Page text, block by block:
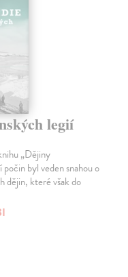
legií
„Dějiny
byl veden snahou o
dějin, které však do